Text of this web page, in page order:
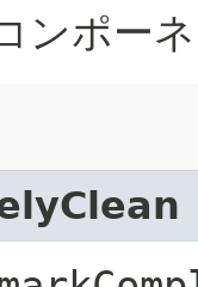
ンポー